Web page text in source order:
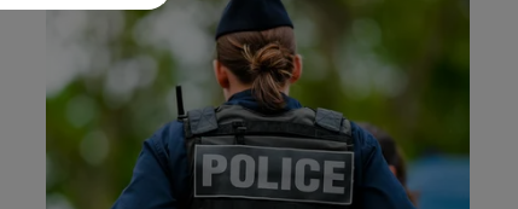
agriculteurs volontaires pour venir en aide...